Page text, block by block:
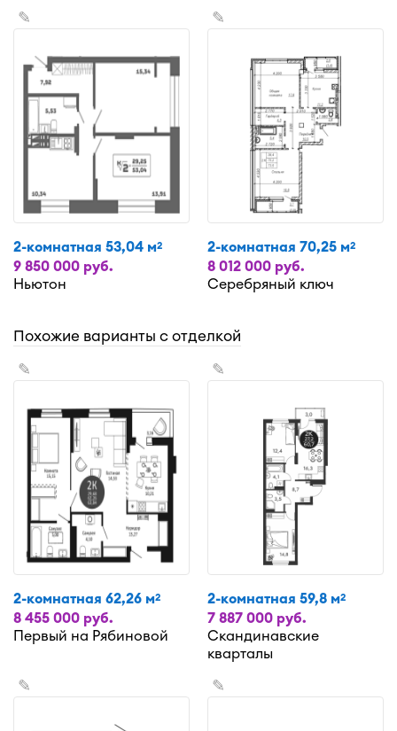
✎
2-комнатная 53,04 м2
9 850 000 руб.
Ньютон
✎
2-комнатная 70,25 м2
8 012 000 руб.
Серебряный ключ
Похожие варианты с отделкой
✎
2-комнатная 62,26 м2
8 455 000 руб.
Первый на Рябиновой
✎
2-комнатная 59,8 м2
7 887 000 руб.
Скандинавские
кварталы
✎ ✎